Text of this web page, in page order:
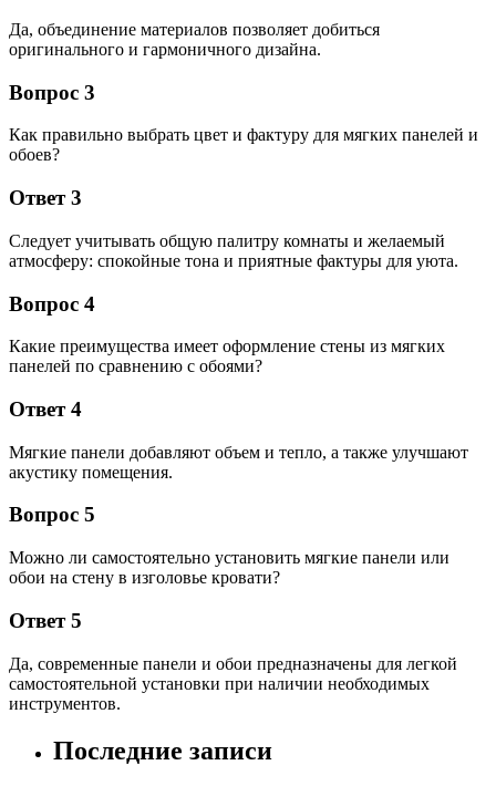
Да, объединение материалов позволяет добиться
оригинального и гармоничного дизайна.
Вопрос 3
Как правильно выбрать цвет и фактуру для мягких панелей и
обоев?
Ответ 3
Следует учитывать общую палитру комнаты и желаемый
атмосферу: спокойные тона и приятные фактуры для уюта.
Вопрос 4
Какие преимущества имеет оформление стены из мягких
панелей по сравнению с обоями?
Ответ 4
Мягкие панели добавляют объем и тепло, а также улучшают
акустику помещения.
Вопрос 5
Можно ли самостоятельно установить мягкие панели или
обои на стену в изголовье кровати?
Ответ 5
Да, современные панели и обои предназначены для легкой
самостоятельной установки при наличии необходимых
инструментов.
Последние записи